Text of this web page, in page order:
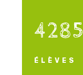
4285
ÉLÈVES